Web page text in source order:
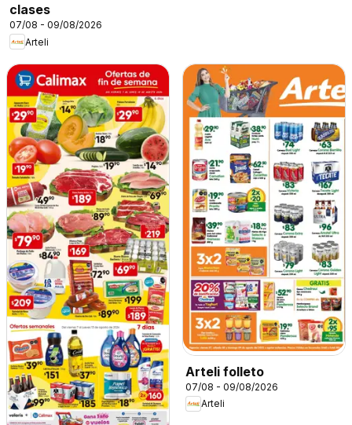
clases
07/08 - 09/08/2026
Arteli
Arteli folleto
07/08 - 09/08/2026
Arteli